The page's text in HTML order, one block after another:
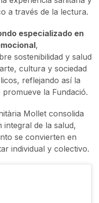
a través de la lectura.
especializado en
,
sostenibilidad y salud
cultura y sociedad
reflejando así la
la Fundació.
Mollet consolida
de la salud,
se convierten en
individual y colectivo.